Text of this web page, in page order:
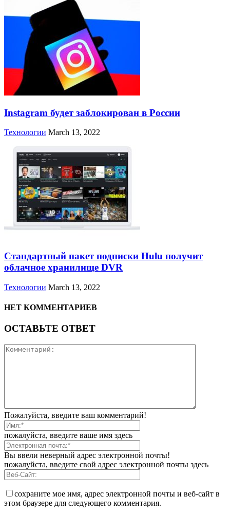
Instagram будет заблокирован в России
Технологии March 13, 2022
Стандартный пакет подписки Hulu получит
облачное хранилище DVR
Технологии March 13, 2022
НЕТ КОММЕНТАРИЕВ
ОСТАВЬТЕ ОТВЕТ
Пожалуйста, введите ваш комментарий!
пожалуйста, введите ваше имя здесь
Вы ввели неверный адрес электронной почты!
пожалуйста, введите свой адрес электронной почты здесь
сохраните мое имя, адрес электронной почты и веб-сайт в
этом браузере для следующего комментария.